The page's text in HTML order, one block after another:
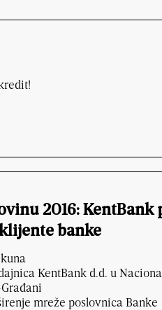
2016: KentBank
banke
KentBank d.d. u
mreže poslovnica Banke